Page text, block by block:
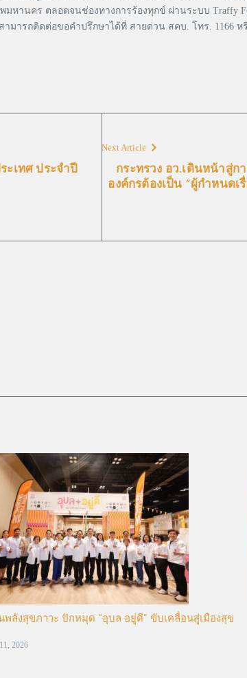
หานคร ตลอดจนช่องทางการร้องทุกข์ ผ่านระบบ Traffy
ารถติดต่อขอคำปรึกษาได้ที่ สายด่วน สคบ. โทร. 1166 หรื
ะเทศ ประจำปี
Next Article
กระทรวง อว.เดินหน้าสู่ก
องค์กรต้องเป็น “ผู้กำหนดเ
พลังสุขภาวะ ปักหมุด “อุบล อยู่ดี” ขับเคลื่อนสู่เมืองสุข
2026